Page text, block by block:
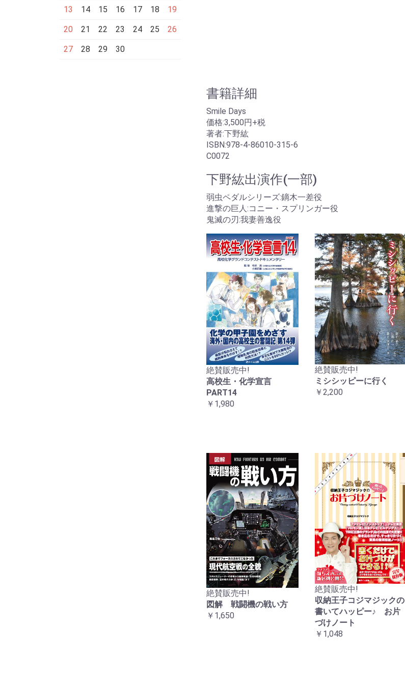
13 14 15 16 17 18 19
20 21 22 23 24 25 26
27 28 29 30
書籍詳細
Smile Days
価格:3,500円+税
著者:下野紘
ISBN:978-4-86010-315-6
C0072
下野紘出演作(一部)
弱虫ペダルシリーズ:鏑木一差役
進撃の巨人:コニー・スプリンガー役
鬼滅の刃:我妻善逸役
絶賛販売中!
高校生・化学宣言
PART14
￥1,980
絶賛販売中!
ミシシッピーに行く
￥2,200
絶賛販売中!
図解 戦闘機の戦い方
￥1,650
絶賛販売中!
収納王子コジマジックの
書いてハッピー♪ お片
づけノート
￥1,048